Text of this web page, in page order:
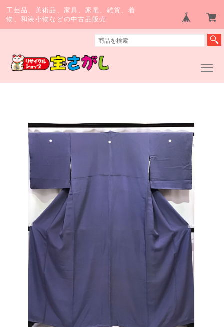
工芸品、美術品、家具、家電、雑貨、着
物、和装小物などの中古品販売